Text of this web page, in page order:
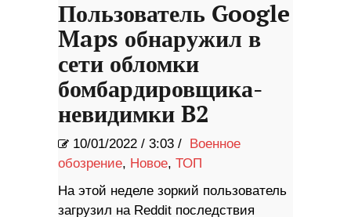
Пользователь Google
Maps обнаружил в
сети обломки
бомбардировщика-
невидимки B2
10/01/2022 / 3:03 /
Военное
обозрение, Новое, ТОП
На этой неделе зоркий пользователь
загрузил на Reddit последствия